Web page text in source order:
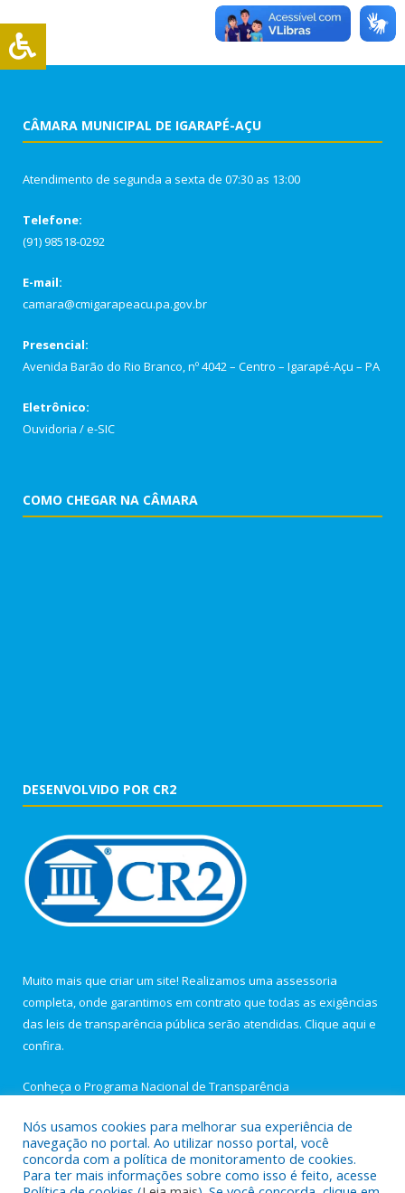
CÂMARA MUNICIPAL DE IGARAPÉ-AÇU
Atendimento de segunda a sexta de 07:30 as 13:00
Telefone:
(91) 98518-0292
E-mail:
camara@cmigarapeacu.pa.gov.br
Presencial:
Avenida Barão do Rio Branco, nº 4042 – Centro – Igarapé-Açu – PA
Eletrônico:
Ouvidoria /e-SIC
COMO CHEGAR NA CÂMARA
DESENVOLVIDO POR CR2
Muito mais que criar um site! Realizamos uma assessoria
completa, onde garantimos em contrato que todas as exigências
das leis de transparência pública serão atendidas. Clique aqui e
confira.
Conheça o Programa Nacional de Transparência
Todos os direitos reservados a Câmara Municipal de Igarapé-
Nós usamos cookies para melhorar sua experiência de
navegação no portal. Ao utilizar nosso portal, você
concorda com a política de monitoramento de cookies.
Para ter mais informações sobre como isso é feito, acesse